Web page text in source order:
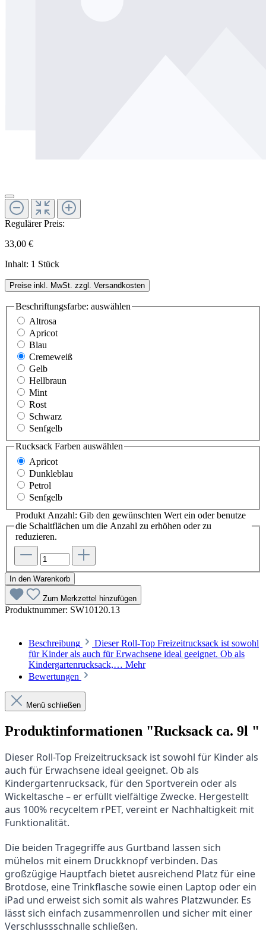
Regulärer Preis:
33,00 €
Inhalt: 1 Stück
Preise inkl. MwSt. zzgl. Versandkosten
Beschriftungsfarbe: auswählen
Altrosa
Apricot
Blau
Cremeweiß
Gelb
Hellbraun
Mint
Rost
Schwarz
Senfgelb
Rucksack Farben auswählen
Apricot
Dunkleblau
Petrol
Senfgelb
Produkt Anzahl: Gib den gewünschten Wert ein oder benutze
die Schaltflächen um die Anzahl zu erhöhen oder zu
reduzieren.
In den Warenkorb
Zum Merkzettel hinzufügen
Produktnummer: SW10120.13
Beschreibung
Dieser Roll-Top Freizeitrucksack ist sowohl
für Kinder als auch für Erwachsene ideal geeignet. Ob als
Kindergartenrucksack,… Mehr
Bewertungen
Menü schließen
Produktinformationen "Rucksack ca. 9l "
Dieser Roll-Top Freizeitrucksack ist sowohl für Kinder als
auch für Erwachsene ideal geeignet. Ob als
Kindergartenrucksack, für den Sportverein oder als
Wickeltasche – er erfüllt vielfältige Zwecke. Hergestellt
aus 100% recyceltem rPET, vereint er Nachhaltigkeit mit
Funktionalität.
Die beiden Tragegriffe aus Gurtband lassen sich
mühelos mit einem Druckknopf verbinden. Das
großzügige Hauptfach bietet ausreichend Platz für eine
Brotdose, eine Trinkflasche sowie einen Laptop oder ein
iPad und erweist sich somit als wahres Platzwunder. Es
lässt sich einfach zusammenrollen und sicher mit einer
Verschlussschnalle schließen.